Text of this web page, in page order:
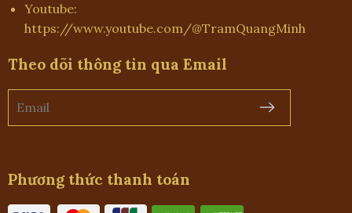
Youtube:
https://www.youtube.com/@TramQuangMinh
Theo dõi thông tin qua Email
Phương thức thanh toán